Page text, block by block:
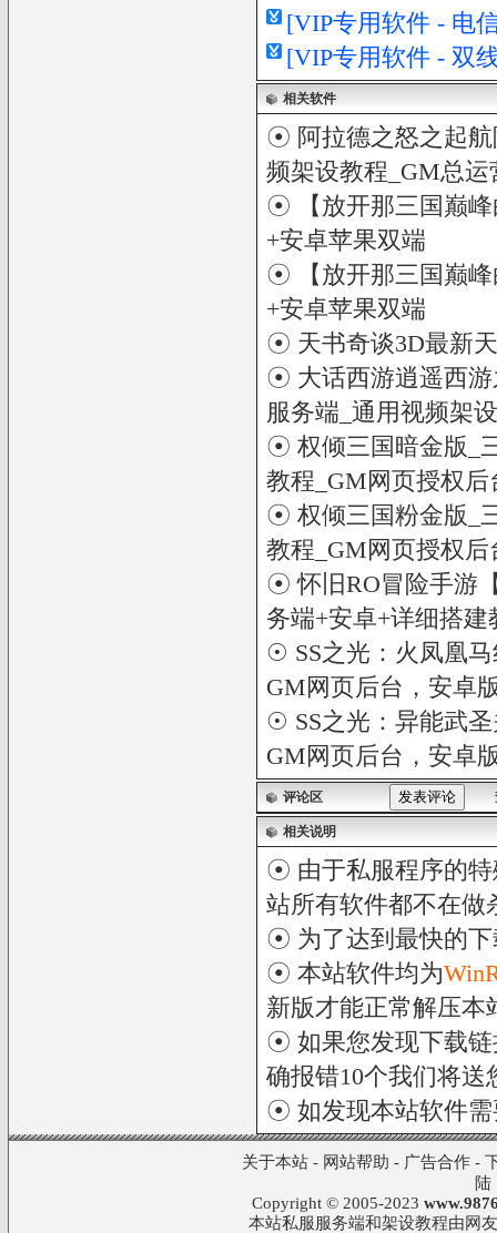
[VIP专用软件 - 电
[VIP专用软件 - 双
相关软件
☉ 阿拉德之怒之起
频架设教程_GM总
☉
【放开那三国巅
+安卓苹果双端
☉
【放开那三国巅
+安卓苹果双端
☉ 天书奇谈3D最新
☉ 大话西游逍遥西
服务端_通用视频架
☉ 权倾三国暗金版_
教程_GM网页授权
☉ 权倾三国粉金版_
教程_GM网页授权
☉怀旧RO冒险手游
务端+安卓+详细搭建
☉ SS之光：火凤凰
GM网页后台，安卓
☉ SS之光：异能武
GM网页后台，安卓
评论区
相关说明
☉ 由于私服程序的特
站所有软件都不在做
☉ 为了达到最快的
☉ 本站软件均为
新版才能正常解压本
☉ 如果您发现下载链
确报错10个我们将送
☉ 如发现本站软件
关于本站- 网站帮助 - 广告合作-
陆
Copyright © 2005-2023
本站私服服务端和架设教程由网